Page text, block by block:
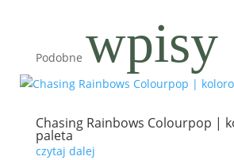
Podobne wpisy
Chasing Rainbows Colourpop |
paleta
czytaj dalej